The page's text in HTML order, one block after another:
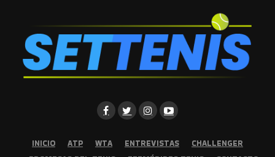
INICIO ATP WTA ENTREVISTAS
CHALLENGER